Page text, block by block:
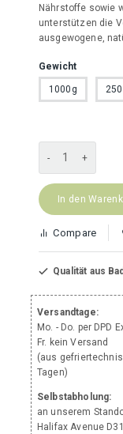
Versandtage:
Mo. - Do. per DPD
Fr. kein Versand
(aus
Tagen)
Selbstabholung:
an unserem
Halifax Avenue
Nährstoffe sowie
unterstützen die
ausgewogene,
Gewicht
1000g
Blättermagen
Menge
In den
Compare
Qualität aus